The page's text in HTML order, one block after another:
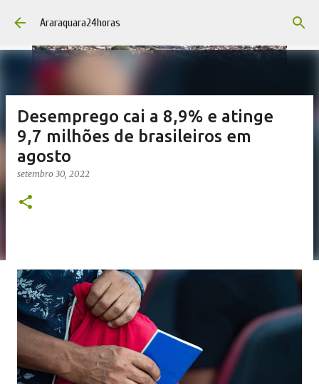
Pular para o conteúdo principal
Araraquara24horas
Desemprego cai a 8,9% e atinge
9,7 milhões de brasileiros em
agosto
setembro 30, 2022